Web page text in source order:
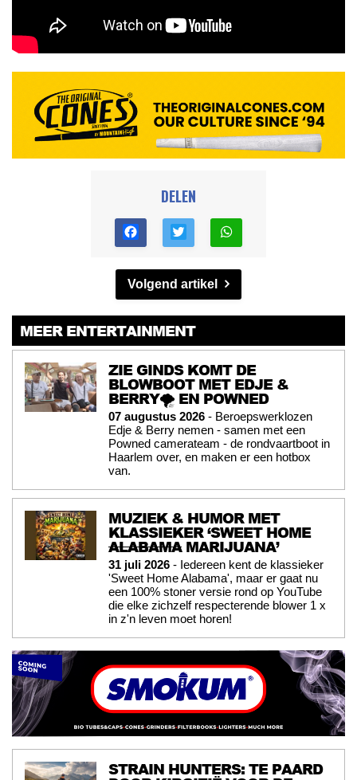
DELEN
Volgend artikel
MEER ENTERTAINMENT
ZIE GINDS KOMT DE
BLOWBOOT MET EDJE &
BERRY🌪️ EN POWNED
07 augustus 2026 - Beroepswerklozen
Edje & Berry nemen - samen met een
Powned camerateam - de rondvaartboot in
Haarlem over, en maken er een hotbox
van.
MUZIEK & HUMOR MET
KLASSIEKER ‘SWEET HOME
ALABAMAMARIJUANA’
31 juli 2026 - Iedereen kent de klassieker
'Sweet Home Alabama', maar er gaat nu
een 100% stoner versie rond op YouTube
die elke zichzelf respecterende blower 1 x
in z'n leven moet horen!
STRAIN HUNTERS: TE PAARD